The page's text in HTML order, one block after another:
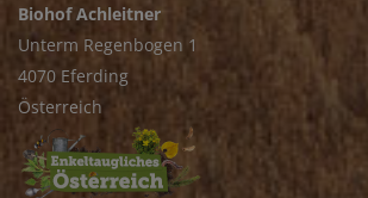
Biohof Achleitner
Unterm Regenbogen 1
4070 Eferding
Österreich